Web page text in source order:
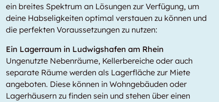
ein breites Spektrum an Lösungen zur Verfügung, um
deine Habseligkeiten optimal verstauen zu können und
die perfekten Voraussetzungen zu nutzen:
Ein Lagerraum in Ludwigshafen am Rhein
Ungenutzte Nebenräume, Kellerbereiche oder auch
separate Räume werden als Lagerfläche zur Miete
angeboten. Diese können in Wohngebäuden oder
Lagerhäusern zu finden sein und stehen über einen